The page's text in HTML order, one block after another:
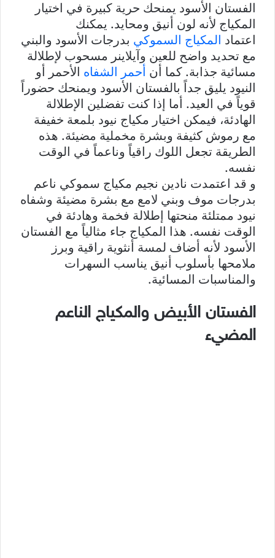
الفستان الأسود يمنحك حرية كبيرة في اختيار
المكياج لأنه لون أنيق ومحايد. يمكنك
اعتماد المكياج السموكي بدرجات الأسود والبني
مع تحديد واضح للعين وآيلاينر مسحوب لإطلالة
مسائية جذابة. كما أن أحمر الشفاه الأحمر أو
النيود يليق جداً بالفستان الأسود ويمنحك حضوراً
قوياً في العيد. أما إذا كنت تفضلين الإطلالة
الهادئة، فيمكن اختيار مكياج نيود بلمعة خفيفة
مع رموش كثيفة وبشرة مخملية مضيئة. هذه
الطريقة تجعل اللوك راقياً وناعماً في الوقت
نفسه.
و قد اعتمدت نادين نجيم مكياج سموكي ناعم
بدرجات موف وبني لامع مع بشرة مضيئة وشفاه
نيود ممتلئة منحتها إطلالة فخمة وهادئة في
الوقت نفسه. هذا المكياج جاء مثالياً مع الفستان
الأسود لأنه أضاف لمسة أنثوية راقية وبرز
ملامحها بأسلوب أنيق يناسب السهرات
والمناسبات المسائية.
الفستان الأبيض والمكياج الناعم
المضيء